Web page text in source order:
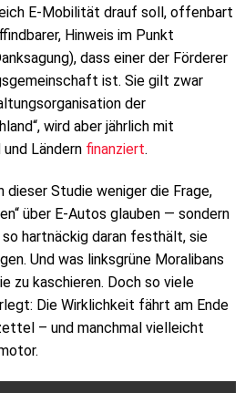
E-Mobilität drauf soll, offenbart
Hinweis im Punkt
dass einer der Förderer
ist. Sie gilt zwar
der
wird aber jährlich mit
und Ländern finanziert.
dieser Studie weniger die Frage,
über E-Autos glauben — sondern
hartnäckig daran festhält, sie
Und was linksgrüne Moralibans
zu kaschieren. Doch so viele
Die Wirklichkeit fährt am Ende
– und manchmal vielleicht